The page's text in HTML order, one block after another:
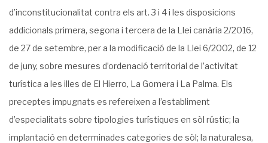
d’inconstitucionalitat contra els art. 3 i 4 i les disposicions
addicionals primera, segona i tercera de la Llei canària 2/2016,
de 27 de setembre, per a la modificació de la Llei 6/2002, de 12
de juny, sobre mesures d’ordenació territorial de l’activitat
turística a les illes de El Hierro, La Gomera i La Palma. Els
preceptes impugnats es refereixen a l’establiment
d’especialitats sobre tipologies turístiques en sòl rústic; la
implantació en determinades categories de sòl; la naturalesa,